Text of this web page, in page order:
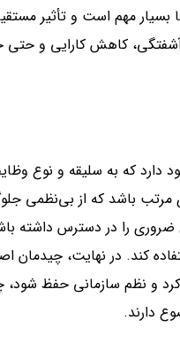
بسیار مهم است و تأثیر
کاهش کارایی و حتی
دارد که به سلیقه و نوع
مرتب باشد که از بی‌نظمی
را در دسترس داشته
کند. در نهایت، چیدمان
کرد و نظم سازمانی حفظ شود،
دارند.